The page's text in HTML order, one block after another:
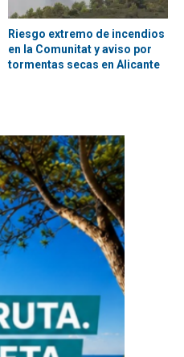
Riesgo extremo de incendios
en la Comunitat y aviso por
tormentas secas en Alicante